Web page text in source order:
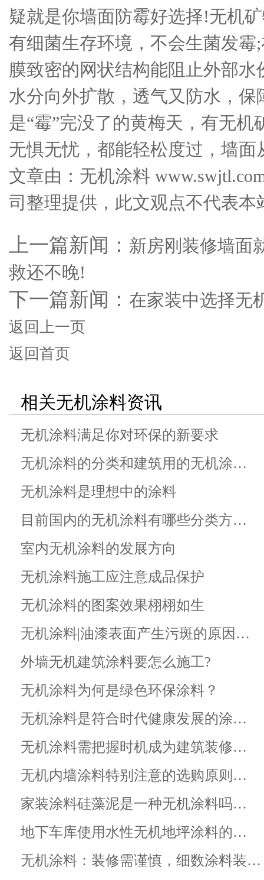
疑就是你墙面防霉好选择!无机
有细菌生存环境，不会生菌发霉
膜致密的网状结构能阻止外部
水分向外扩散，透气又防水，
是“霉”完没了的黄梅天，有无机
无惧无忧，都能轻松度过，墙面
文章由：无机涂料
司整理提供，此文观点不代表本
上一篇新闻： 新房刚装修墙面
救还不晚!
下一篇新闻： 在家装中选择无
返回上一页
返回首页
相关无机涂料资讯
无机涂料满足你对环保的新要求
无机涂料的分类和建筑用的无机涂…
无机涂料是理想中的涂料
目前国内的无机涂料有哪些分类方…
室内无机涂料的发展方向
无机涂料施工应注意成品保护
无机涂料的图案效果栩栩如生
无机涂料|油漆表面产生污斑的原因…
外墙无机建筑涂料要怎么施工?
无机涂料为何是绿色环保涂料？
无机涂料是符合时代健康发展的涂…
无机涂料需把握时机成为建筑装修…
无机内墙涂料特别注意的选购原则…
家装涂料硅藻泥是一种无机涂料吗…
地下车库使用水性无机地坪涂料的…
无机涂料：装修需谨慎，细数涂料装…